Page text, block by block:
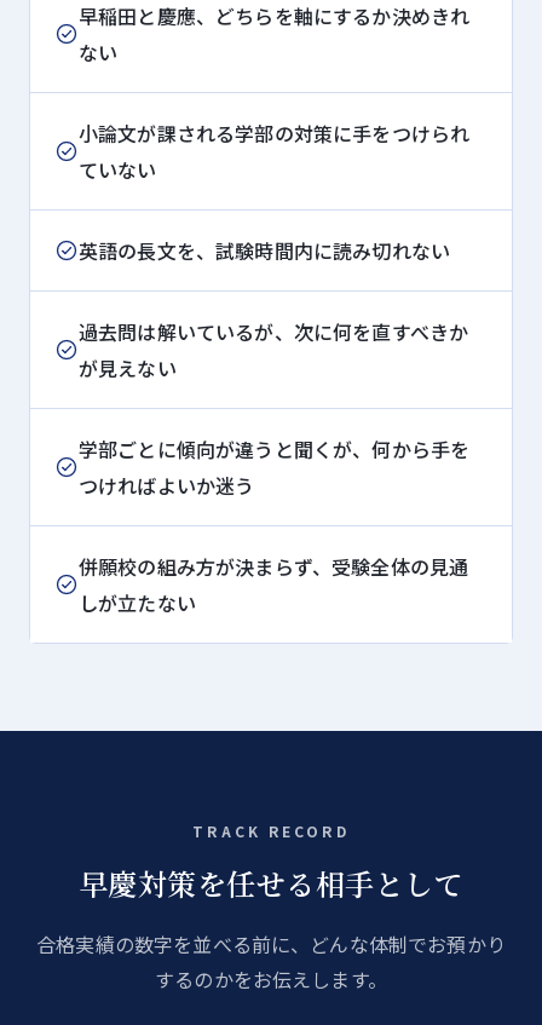
早稲田と慶應、どちらを軸にするか決めきれ
ない
小論文が課される学部の対策に手をつけられ
ていない
英語の長文を、試験時間内に読み切れない
過去問は解いているが、次に何を直すべきか
が見えない
学部ごとに傾向が違うと聞くが、何から手を
つければよいか迷う
併願校の組み方が決まらず、受験全体の見通
しが立たない
TRACK RECORD
早慶対策を任せる相手として
合格実績の数字を並べる前に、どんな体制でお預かり
するのかをお伝えします。